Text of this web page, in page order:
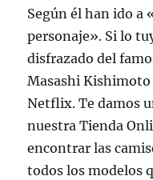
Según él han ido a
personaje». Si lo
disfrazado del
Masashi Kishimoto
Netflix. Te damos
nuestra Tienda
encontrar las
todos los modelos